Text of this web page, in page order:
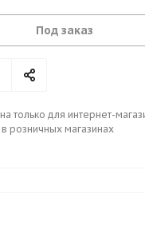
Под заказ
только для интернет-
в розничных магазинах